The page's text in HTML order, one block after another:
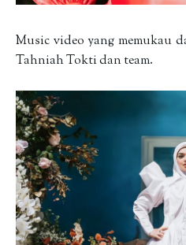
Music video yang memukau
Tahniah Tokti dan team.